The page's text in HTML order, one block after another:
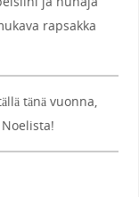
rapsakka
tänä vuonna,